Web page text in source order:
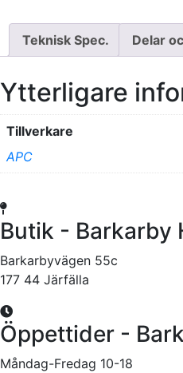
Teknisk Spec. Delar
Ytterligare
Tillverkare
APC
Butik - Barkarby
Barkarbyvägen 55c
177 44 Järfälla
Öppettider -
Måndag-Fredag 10-18